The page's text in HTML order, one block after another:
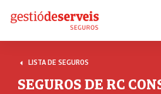
LISTA DE SEGUROS
SEGUROS DE RC